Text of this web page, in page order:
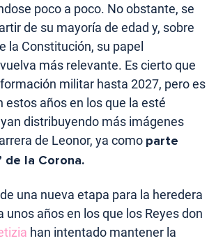
poco a poco. No obstante, se
de su mayoría de edad y, sobre
la Constitución, su papel
más relevante. Es cierto que
militar hasta 2027, pero es
estos años en los que la esté
distribuyendo más imágenes
de Leonor, ya como parte
de la Corona.
una nueva etapa para la heredera
unos años en los que los Reyes don
han intentado mantener la